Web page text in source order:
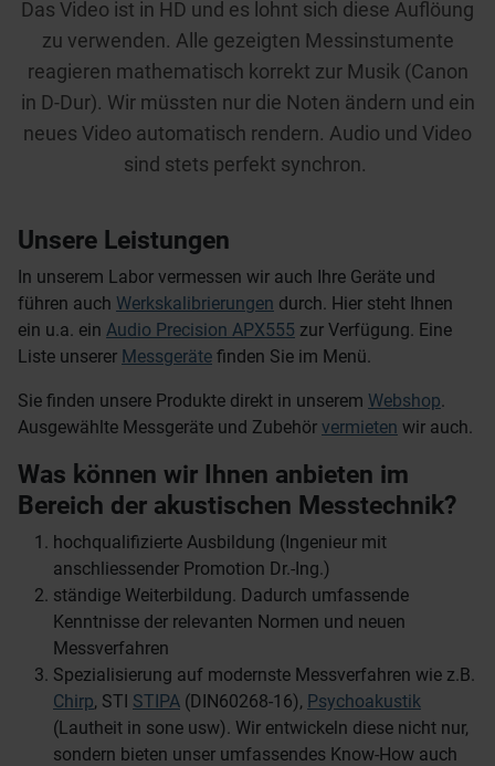
Das Video ist in HD und es lohnt sich diese Auflöung
zu verwenden. Alle gezeigten Messinstumente
reagieren mathematisch korrekt zur Musik (Canon
in D-Dur). Wir müssten nur die Noten ändern und ein
neues Video automatisch rendern. Audio und Video
sind stets perfekt synchron.
Unsere Leistungen
In unserem Labor vermessen wir auch Ihre Geräte und
führen auch Werkskalibrierungen durch. Hier steht Ihnen
ein u.a. ein Audio Precision APX555 zur Verfügung. Eine
Liste unserer Messgeräte finden Sie im Menü.
Sie finden unsere Produkte direkt in unserem Webshop.
Ausgewählte Messgeräte und Zubehör vermieten wir auch.
Was können wir Ihnen anbieten im
Bereich der akustischen Messtechnik?
hochqualifizierte Ausbildung (Ingenieur mit
anschliessender Promotion Dr.-Ing.)
ständige Weiterbildung. Dadurch umfassende
Kenntnisse der relevanten Normen und neuen
Messverfahren
Spezialisierung auf modernste Messverfahren wie z.B.
Chirp, STI STIPA (DIN60268-16), Psychoakustik
(Lautheit in sone usw). Wir entwickeln diese nicht nur,
sondern bieten unser umfassendes Know-How auch